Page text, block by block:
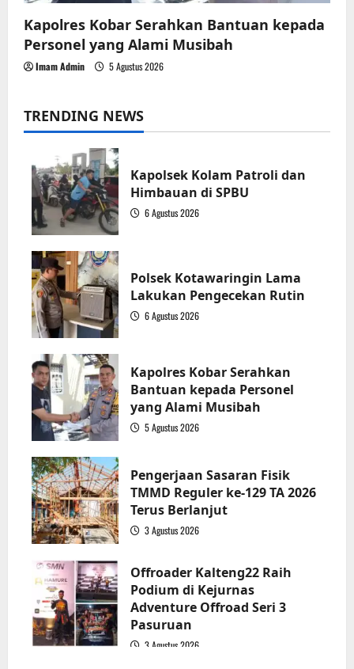
Kapolres Kobar Serahkan Bantuan kepada
Personel yang Alami Musibah
Imam Admin 5 Agustus 2026
TRENDING NEWS
Kapolsek Kolam Patroli dan
Himbauan di SPBU
6 Agustus 2026
Polsek Kotawaringin Lama
Lakukan Pengecekan Rutin
6 Agustus 2026
Kapolres Kobar Serahkan
Bantuan kepada Personel
yang Alami Musibah
5 Agustus 2026
Pengerjaan Sasaran Fisik
TMMD Reguler ke-129 TA 2026
Terus Berlanjut
3 Agustus 2026
Offroader Kalteng22 Raih
Podium di Kejurnas
Adventure Offroad Seri 3
Pasuruan
3 Agustus 2026